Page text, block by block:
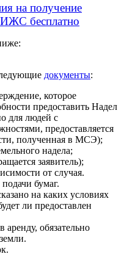
на получение
ИЖС бесплатно
документы:
которое
предоставить Надел
для людей с
предоставляется
полученная в МСЭ);
надела;
заявитель);
от случая.
бумаг.
на каких условиях
ли предоставлен
аренду, обязательно